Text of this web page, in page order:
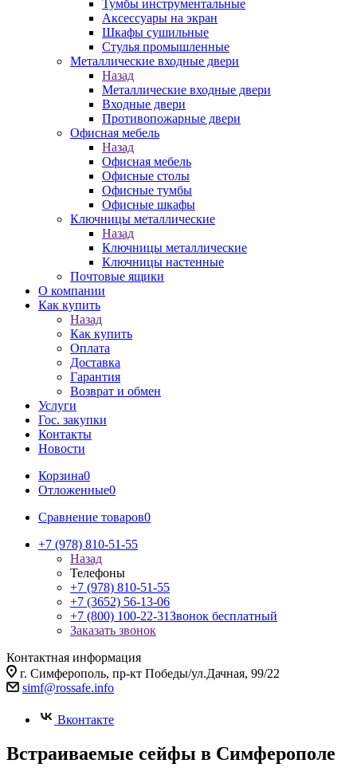
Тумбы инструментальные
Аксессуары на экран
Шкафы сушильные
Стулья промышленные
Металлические входные двери
Назад
Металлические входные двери
Входные двери
Противопожарные двери
Офисная мебель
Назад
Офисная мебель
Офисные столы
Офисные тумбы
Офисные шкафы
Ключницы металлические
Назад
Ключницы металлические
Ключницы настенные
Почтовые ящики
О компании
Как купить
Назад
Как купить
Оплата
Доставка
Гарантия
Возврат и обмен
Услуги
Гос. закупки
Контакты
Новости
Корзина0
Отложенные0
Сравнение товаров0
+7 (978) 810-51-55
Назад
Телефоны
+7 (978) 810-51-55
+7 (3652) 56-13-06
+7 (800) 100-22-31Звонок бесплатный
Заказать звонок
Контактная информация
г. Симферополь, пр-кт Победы/ул.Дачная, 99/22
simf@rossafe.info
Вконтакте
Встраиваемые сейфы в Симферополе